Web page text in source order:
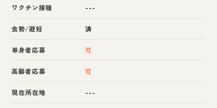
ワクチン接種 ---
去勢/避妊 済
単身者応募 可
高齢者応募 可
現在所在地 ---